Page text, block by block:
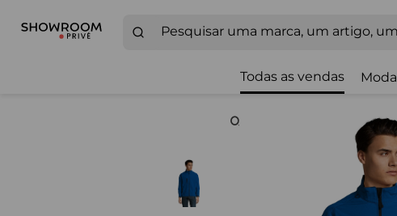
Todas as vendas Moda